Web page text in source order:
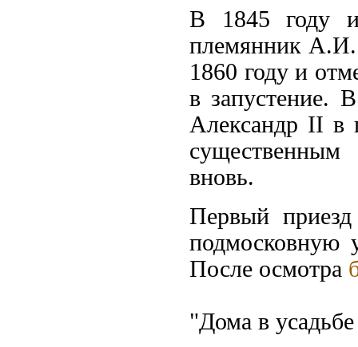
В 1845 году
племянник А.И.
1860 году и
в запустение.
Александр II в
вновь.
Первый
подмосковную
После осмотра
"Дома в